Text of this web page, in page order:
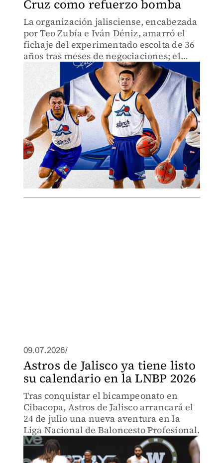
Cruz como refuerzo bomba
La organización jalisciense, encabezada
por Teo Zubía e Iván Déniz, amarró el
fichaje del experimentado escolta de 36
años tras meses de negociaciones; el
referente de los "12 Guerreros" optó por
el proyecto tapatío pese a tener ofertas
extranjeras
09.07.2026/
Astros de Jalisco ya tiene listo
su calendario en la LNBP 2026
Tras conquistar el bicampeonato en
Cibacopa, Astros de Jalisco arrancará el
24 de julio una nueva aventura en la
Liga Nacional de Baloncesto Profesional.